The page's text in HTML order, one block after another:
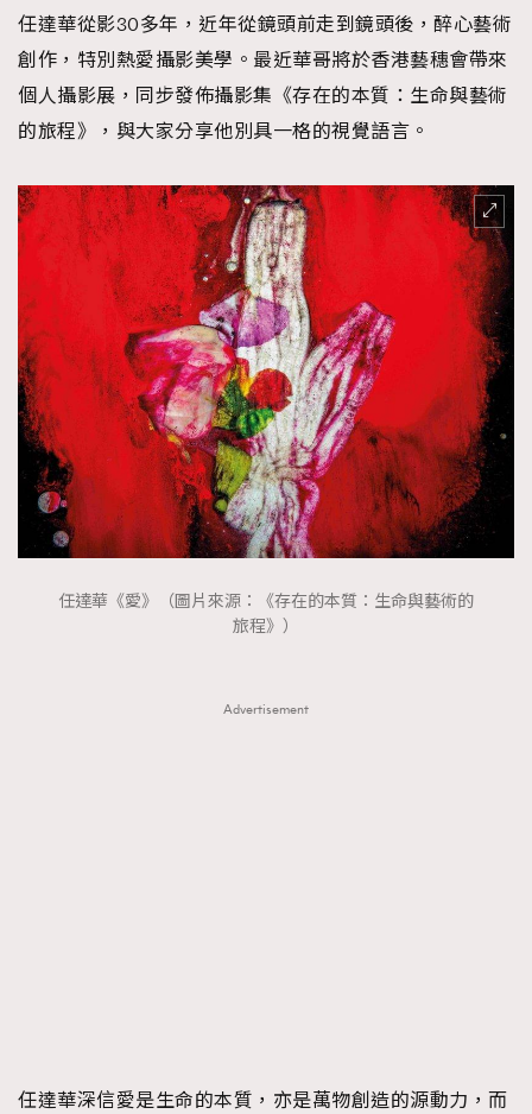
任達華從影30多年，近年從鏡頭前走到鏡頭後，醉心藝術
創作，特別熱愛攝影美學。最近華哥將於香港藝穗會帶來
個人攝影展，同步發佈攝影集《存在的本質：生命與藝術
的旅程》，與大家分享他別具一格的視覺語言。
任達華《愛》（圖片來源：《存在的本質：生命與藝術的
旅程》）
Advertisement
任達華深信愛是生命的本質，亦是萬物創造的源動力，而